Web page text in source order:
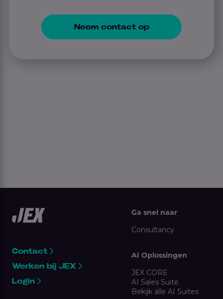
Neem contact op
Contact
Werken bij JEX
Login
Ga snel naar
Consultancy
AI Oplossingen
JEX CORE
AI Sales Suite
Bekijk alle AI Suites